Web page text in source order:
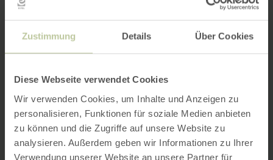
Zustimmung Details Über Cookies
Diese Webseite verwendet Cookies
Wir verwenden Cookies, um Inhalte und Anzeigen zu
personalisieren, Funktionen für soziale Medien anbieten
zu können und die Zugriffe auf unsere Website zu
analysieren. Außerdem geben wir Informationen zu Ihrer
Verwendung unserer Website an unsere Partner für